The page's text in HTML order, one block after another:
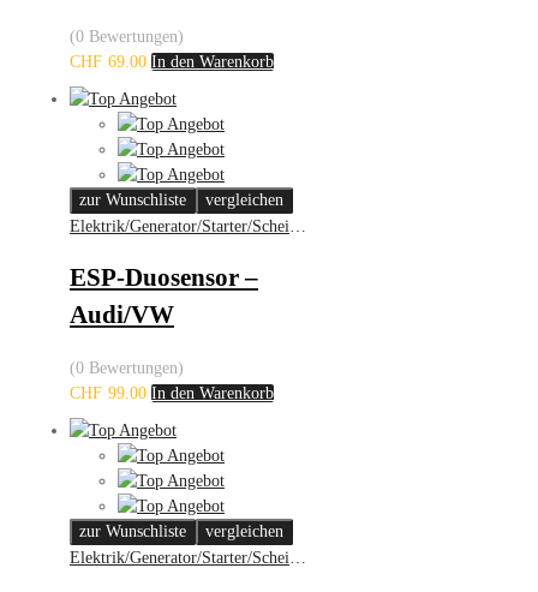
(0 Bewertungen)
CHF 69.00 In den Warenkorb
zur Wunschliste
vergleichen
ESP-Duosensor –
Audi/VW
(0 Bewertungen)
CHF 99.00 In den Warenkorb
zur Wunschliste
vergleichen